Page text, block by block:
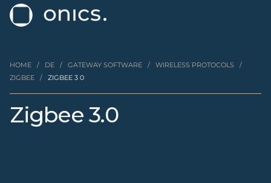
HOME / DE / GATEWAY SOFTWARE / WIRELESS PROTOCOLS
/
ZIGBEE
/ ZIGBEE 3 0
Zigbee 3.0